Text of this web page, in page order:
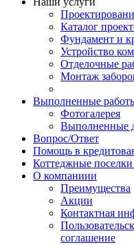
Каталог
Фундамент и
Устройство
Отделочные
Монтаж
Выполненные
Фотогалерея
Выполненные
Вопрос/Ответ
Помощь в
Коттеджные
О компаниии
Преимущества
Акции
Контактная
соглашение